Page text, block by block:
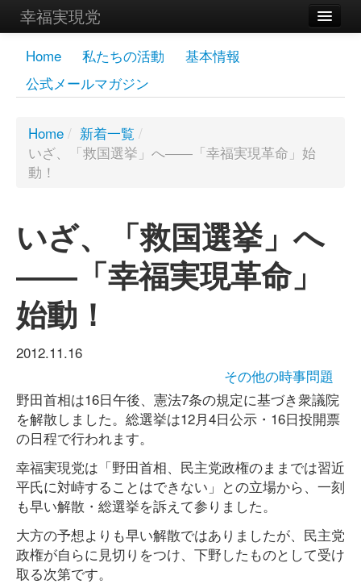
幸福実現党
メンバーズページ
党員
お問い合わせ
Home 私たちの活動
基本情報
公式メールマガジン
Home / 新着一覧 /
いざ、「救国選挙」へ――「幸福実現革命」始
動！
いざ、「救国選挙」へ
――「幸福実現革命」
始動！
2012.11.16
その他の時事問題
野田首相は16日午後、憲法7条の規定に基づき衆議院
を解散しました。総選挙は12月4日公示・16日投開票
の日程で行われます。
幸福実現党は「野田首相、民主党政権のままでは習近
平氏に対峙することはできない」との立場から、一刻
も早い解散・総選挙を訴えて参りました。
大方の予想よりも早い解散ではありましたが、民主党
政権が自らに見切りをつけ、下野したものとして受け
取る次第です。